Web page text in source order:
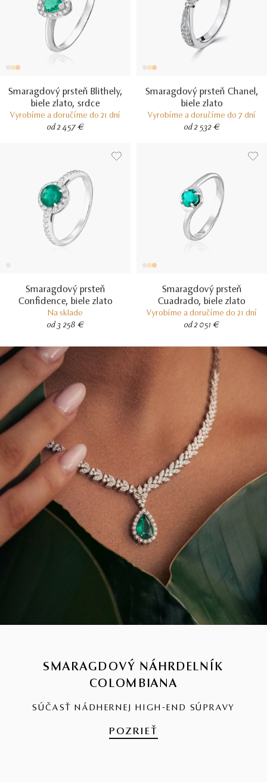
Smaragdový prsteň Blithely,
biele zlato, srdce
Vyrobíme a doručíme do 21 dní
od 2 457 €
Smaragdový prsteň Chanel,
biele zlato
Vyrobíme a doručíme do 7 dní
od 2 532 €
Smaragdový prsteň
Confidence, biele zlato
Na sklade
od 3 258 €
Smaragdový prsteň
Cuadrado, biele zlato
Vyrobíme a doručíme do 21 dní
od 2 051 €
SMARAGDOVÝ NÁHRDELNÍK
COLOMBIANA
SÚČASŤ NÁDHERNEJ HIGH-END SÚPRAVY
POZRIEŤ